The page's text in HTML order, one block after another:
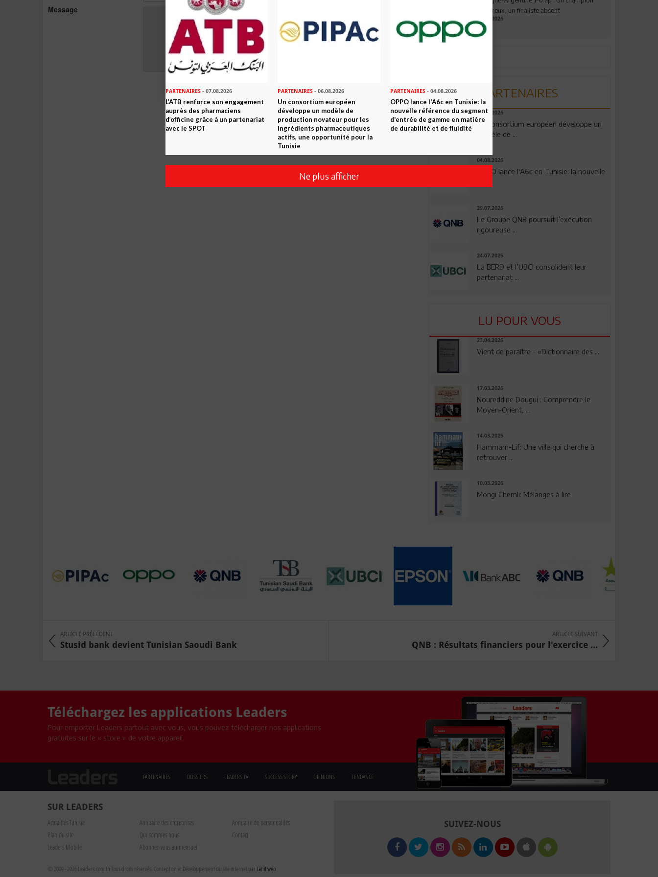
Message
valeureux, un finaliste absent
19.07.2026
PARTENAIRES
06.08.2026
Un consortium européen développe un
modèle de ...
04.08.2026
OPPO lance l'A6c en Tunisie: la nouvelle
29.07.2026
Le Groupe QNB poursuit l’exécution
rigoureuse ...
24.07.2026
La BERD et l’UBCI consolident leur
partenariat ...
LU POUR VOUS
23.04.2026
Vient de paraître - «Dictionnaire des ...
17.03.2026
Noureddine Dougui : Comprendre le
Moyen-Orient, ...
14.03.2026
Hammam-Lif: Une ville qui cherche à
retrouver ...
10.03.2026
Mongi Chemli: Mélanges à lire
ARTICLE PRÉCÉDENT
Stusid bank devient Tunisian Saoudi Bank
ARTICLE SUIVANT
QNB : Résultats financiers pour l'exercice ...
Téléchargez les applications Leaders
Pour emporter Leaders partout avec vous, vous pouvez télécharger nos applications
gratuites sur le « store » de votre appareil.
PARTENAIRES DOSSIERS LEADERS TV SUCCESS STORY OPINIONS TENDANCE
SUR LEADERS
Actualités Tunisie Annuaire des entreprises
Annuaire de personnalités
Plan du site
Qui sommes nous
Contact
Leaders Mobile
Abonnez-vous au mensuel
© 2009 - 2026 Leaders.com.tn Tous droits réservés. Conception et Développement du site internet parTanit web
SUIVEZ-NOUS
PARTENAIRES - 07.08.2026
L’ATB renforce son engagement
auprès des pharmaciens
d’officine grâce à un partenariat
avec le SPOT
PARTENAIRES - 06.08.2026
Un consortium européen
développe un modèle de
production novateur pour les
ingrédients pharmaceutiques
actifs, une opportunité pour la
Tunisie
PARTENAIRES- 04.08.2026
OPPO lance l'A6c en Tunisie: la
nouvelle référence du segment
d'entrée de gamme en matière
de durabilité et de fluidité
Ne plus afficher